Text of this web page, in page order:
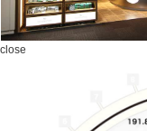
close